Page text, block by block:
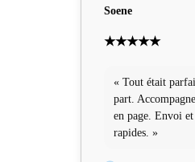
Soene
★★★★★
« Tout était
part.
en page. Envoi
rapides. »